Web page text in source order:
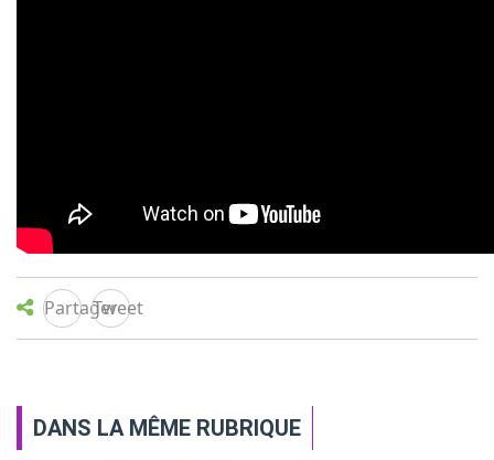
PartagerTweet
DANS LA MÊME RUBRIQUE